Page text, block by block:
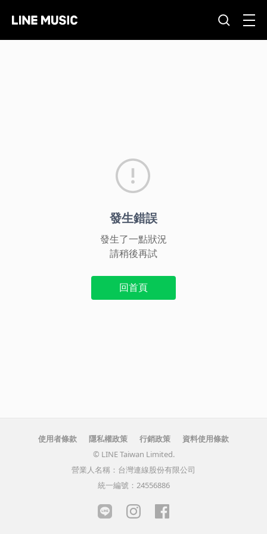
發生錯誤
發生了一點狀況
請稍後再試
回首頁
使用者條款 隱私權政策 行銷政策
資料使用條款
© LINE Taiwan Limited.
營業人名稱：台灣連線股份有限公司
統一編號：24556886